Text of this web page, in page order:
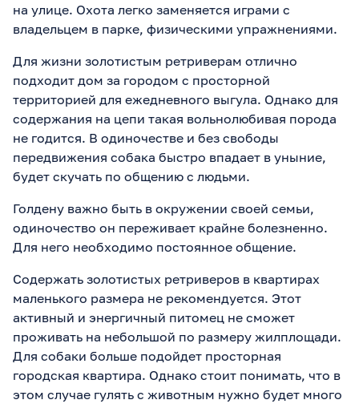
на улице. Охота легко заменяется играми с
владельцем в парке, физическими упражнениями.
Для жизни золотистым ретриверам отлично
подходит дом за городом с просторной
территорией для ежедневного выгула. Однако для
содержания на цепи такая вольнолюбивая порода
не годится. В одиночестве и без свободы
передвижения собака быстро впадает в уныние,
будет скучать по общению с людьми.
Голдену важно быть в окружении своей семьи,
одиночество он переживает крайне болезненно.
Для него необходимо постоянное общение.
Содержать золотистых ретриверов в квартирах
маленького размера не рекомендуется. Этот
активный и энергичный питомец не сможет
проживать на небольшой по размеру жилплощади.
Для собаки больше подойдет просторная
городская квартира. Однако стоит понимать, что в
этом случае гулять с животным нужно будет много